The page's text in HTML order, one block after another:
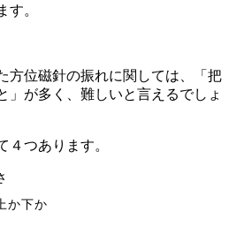
す。
方位磁針の振れに関しては、「把
」が多く、難しいと言えるでしょ
４つあります。
か下か